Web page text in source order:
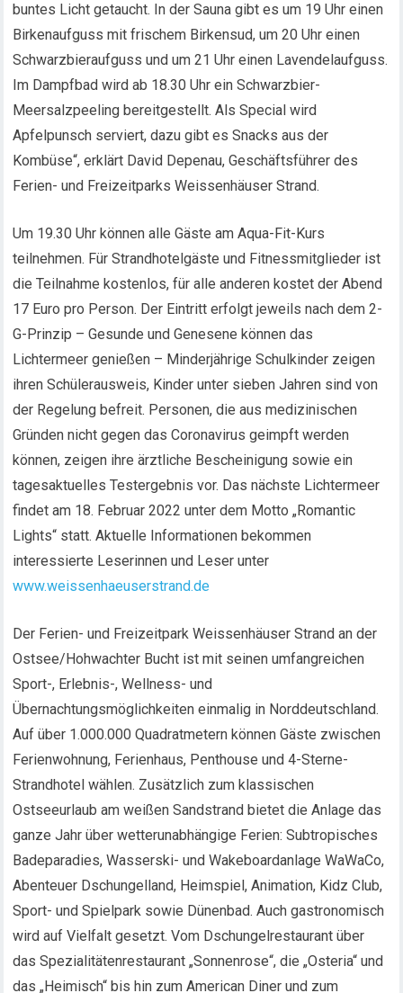
buntes Licht getaucht. In der Sauna gibt es um 19 Uhr einen
Birkenaufguss mit frischem Birkensud, um 20 Uhr einen
Schwarzbieraufguss und um 21 Uhr einen Lavendelaufguss.
Im Dampfbad wird ab 18.30 Uhr ein Schwarzbier-
Meersalzpeeling bereitgestellt. Als Special wird
Apfelpunsch serviert, dazu gibt es Snacks aus der
Kombüse“, erklärt David Depenau, Geschäftsführer des
Ferien- und Freizeitparks Weissenhäuser Strand.
Um 19.30 Uhr können alle Gäste am Aqua-Fit-Kurs
teilnehmen. Für Strandhotelgäste und Fitnessmitglieder ist
die Teilnahme kostenlos, für alle anderen kostet der Abend
17 Euro pro Person. Der Eintritt erfolgt jeweils nach dem 2-
G-Prinzip – Gesunde und Genesene können das
Lichtermeer genießen – Minderjährige Schulkinder zeigen
ihren Schülerausweis, Kinder unter sieben Jahren sind von
der Regelung befreit. Personen, die aus medizinischen
Gründen nicht gegen das Coronavirus geimpft werden
können, zeigen ihre ärztliche Bescheinigung sowie ein
tagesaktuelles Testergebnis vor. Das nächste Lichtermeer
findet am 18. Februar 2022 unter dem Motto „Romantic
Lights“ statt. Aktuelle Informationen bekommen
interessierte Leserinnen und Leser unter
www.weissenhaeuserstrand.de
Der Ferien- und Freizeitpark Weissenhäuser Strand an der
Ostsee/Hohwachter Bucht ist mit seinen umfangreichen
Sport-, Erlebnis-, Wellness- und
Übernachtungsmöglichkeiten einmalig in Norddeutschland.
Auf über 1.000.000 Quadratmetern können Gäste zwischen
Ferienwohnung, Ferienhaus, Penthouse und 4-Sterne-
Strandhotel wählen. Zusätzlich zum klassischen
Ostseeurlaub am weißen Sandstrand bietet die Anlage das
ganze Jahr über wetterunabhängige Ferien: Subtropisches
Badeparadies, Wasserski- und Wakeboardanlage WaWaCo,
Abenteuer Dschungelland, Heimspiel, Animation, Kidz Club,
Sport- und Spielpark sowie Dünenbad. Auch gastronomisch
wird auf Vielfalt gesetzt. Vom Dschungelrestaurant über
das Spezialitätenrestaurant „Sonnenrose“, die „Osteria“ und
das „Heimisch“ bis hin zum American Diner und zum